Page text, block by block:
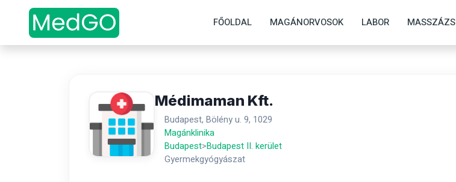
FŐOLDAL MAGÁNORVOSOK LABOR MASSZÁZS
Médimaman Kft.
Budapest, Bölény u. 9, 1029
Magánklinika
Budapest>Budapest II. kerület
Gyermekgyógyászat